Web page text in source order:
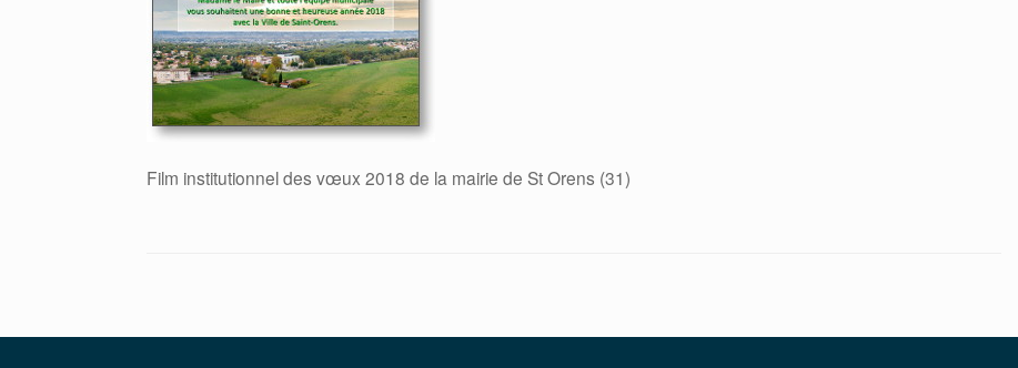
Film institutionnel des vœux 2018 de la mairie de St Orens (31)